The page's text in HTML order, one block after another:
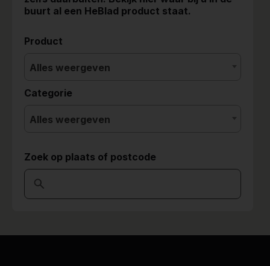
buurt al een HeBlad product staat.
Product
Alles weergeven
Categorie
Alles weergeven
Zoek op plaats of postcode